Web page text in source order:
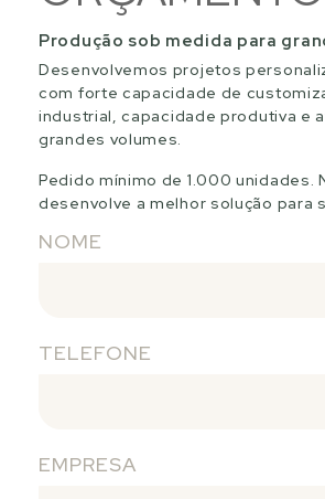
Produção sob medida para
Desenvolvemos projetos
com forte capacidade de
industrial, capacidade produtiva e
grandes volumes.
Pedido mínimo de 1.000 unidades.
desenvolve a melhor solução para
NOME
TELEFONE
EMPRESA